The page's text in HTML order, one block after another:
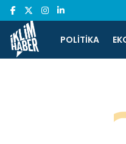
POLITIKA